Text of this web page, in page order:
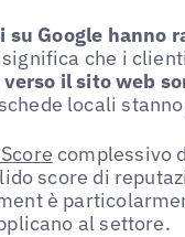
Google hanno
che i
verso il sito web
locali
complessivo
score di
è
al settore.